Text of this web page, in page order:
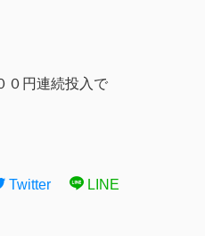
０円連続投入で
Twitter LINE